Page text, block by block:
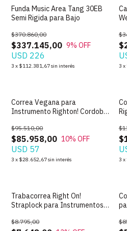
Funda Music Area Tang 30EB
Semi Rigida para Bajo
$337.145,00
$370.860,00
9% OFF
USD 226
3 x $112.381,67sin interés 3 x
Correa Vegana para
Instrumento Righton! Cordoba
$85.958,00
$95.510,00
10% OFF
USD 57
3 x $28.652,67sin interés 3 x
Trabacorrea Right On!
Straplock para Instrumentos -
$8.795,00